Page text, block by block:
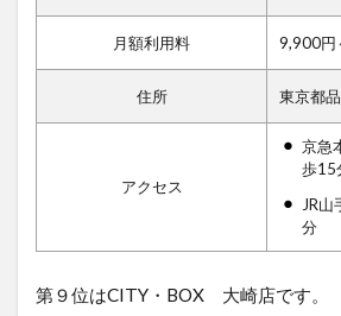
月額利用料 9,900円
住所 東京都
アクセス
京急
歩15
JR
分
第９位はCITY・BOX 大崎店です。